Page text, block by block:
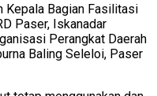
Kepala Bagian Fasilitasi
Paser, Iskanadar
Perangkat Daerah
Baling Seleloi, Paser